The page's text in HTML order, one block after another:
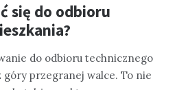
się do odbioru
do odbioru technicznego
góry przegranej walce. To nie